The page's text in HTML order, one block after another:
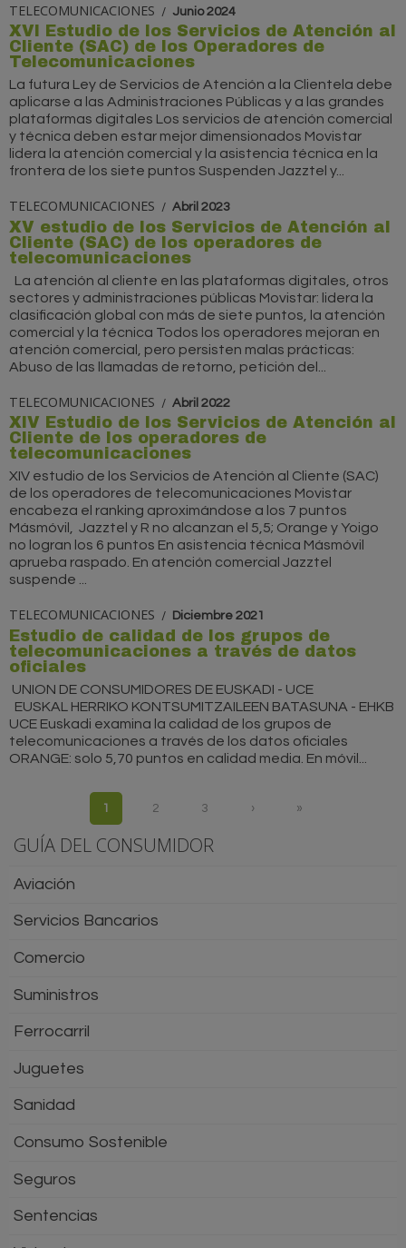
TELECOMUNICACIONES Junio 2024
XVI Estudio de los Servicios de Atención al
Cliente (SAC) de los Operadores de
Telecomunicaciones
La futura Ley de Servicios de Atención a la Clientela debe
aplicarse a las Administraciones Públicas y a las grandes
plataformas digitales Los servicios de atención comercial
y técnica deben estar mejor dimensionados Movistar
lidera la atención comercial y la asistencia técnica en la
frontera de los siete puntos Suspenden Jazztel y...
TELECOMUNICACIONES Abril 2023
XV estudio de los Servicios de Atención al
Cliente (SAC) de los operadores de
telecomunicaciones
La atención al cliente en las plataformas digitales, otros
sectores y administraciones públicas Movistar: lidera la
clasificación global con más de siete puntos, la atención
comercial y la técnica Todos los operadores mejoran en
atención comercial, pero persisten malas prácticas:
Abuso de las llamadas de retorno, petición del...
TELECOMUNICACIONES Abril 2022
XIV Estudio de los Servicios de Atención al
Cliente de los operadores de
telecomunicaciones
XIV estudio de los Servicios de Atención al Cliente (SAC)
de los operadores de telecomunicaciones Movistar
encabeza el ranking aproximándose a los 7 puntos
Másmóvil, Jazztel y R no alcanzan el 5,5; Orange y Yoigo
no logran los 6 puntos En asistencia técnica Másmóvil
aprueba raspado. En atención comercial Jazztel
suspende ...
TELECOMUNICACIONES Diciembre 2021
Estudio de calidad de los grupos de
telecomunicaciones a través de datos
oficiales
UNION DE CONSUMIDORES DE EUSKADI - UCE
EUSKAL HERRIKO KONTSUMITZAILEEN BATASUNA - EHKB
UCE Euskadi examina la calidad de los grupos de
telecomunicaciones a través de los datos oficiales
ORANGE: solo 5,70 puntos en calidad media. En móvil...
1 2 3 › »
GUÍA DEL CONSUMIDOR
Aviación
Servicios Bancarios
Comercio
Suministros
Ferrocarril
Juguetes
Sanidad
Consumo Sostenible
Seguros
Sentencias